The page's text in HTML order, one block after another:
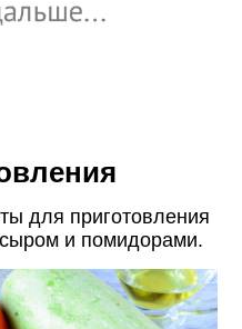
для приготовления
сыром и помидорами.